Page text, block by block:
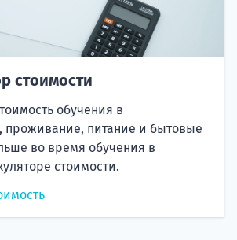
стоимости
обучения в
проживание, питание и бытовые
во время обучения в
стоимости.